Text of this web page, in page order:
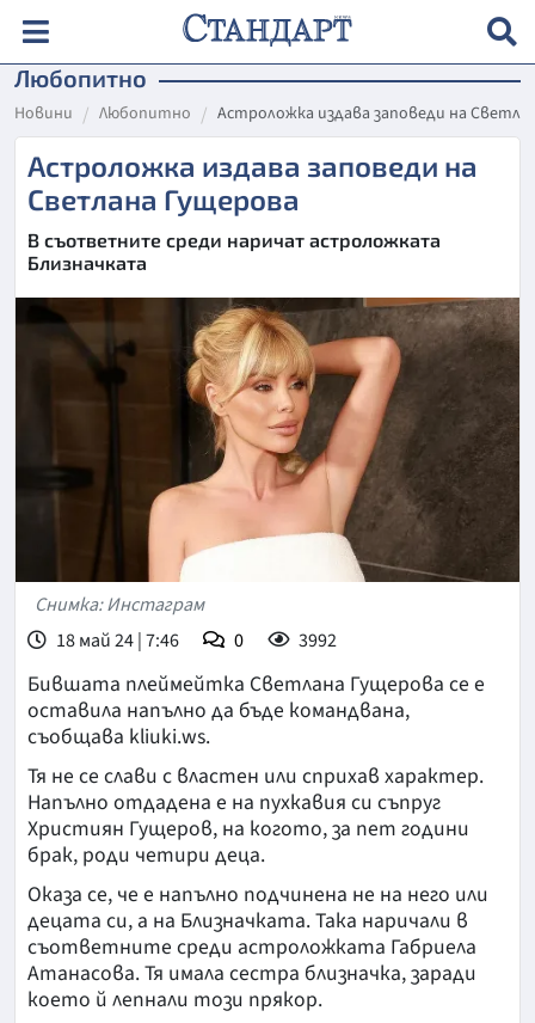
Любопитно
Новини Любопитно Астроложка издава заповеди на
Астроложка издава заповеди на
Светлана Гущерова
В съответните среди наричат астроложката
Близначката
Снимка: Инстаграм
18 май 24 | 7:46
0 3992
Бившата плеймейтка Светлана Гущерова се е
оставила напълно да бъде командвана,
съобщава kliuki.ws.
Тя не се слави с властен или сприхав характер.
Напълно отдадена е на пухкавия си съпруг
Християн Гущеров, на когото, за пет години
брак, роди четири деца.
Оказа се, че е напълно подчинена не на него или
децата си, а на Близначката. Така наричали в
съответните среди астроложката Габриела
Атанасова. Тя имала сестра близначка, заради
което й лепнали този прякор.